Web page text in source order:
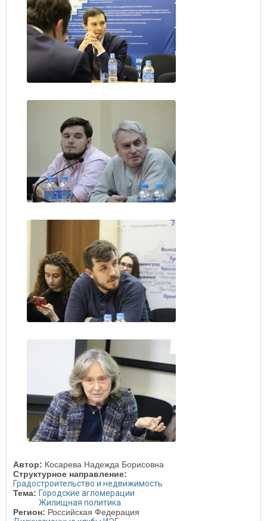
Автор: Косарева Надежда Борисовна
Структурное направление:
Градостроительство и недвижимость
Тема: Городские агломерации
Жилищная политика
Регион: Российская Федерация